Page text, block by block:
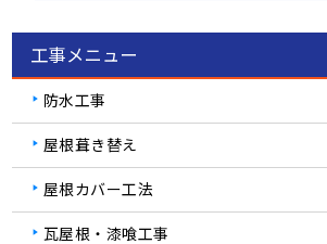
工事メニュー
防水工事
屋根葺き替え
屋根カバー工法
瓦屋根・漆喰工事